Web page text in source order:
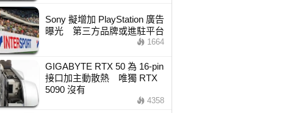
Sony 擬增加 PlayStation 廣告
曝光 第三方品牌或進駐平台
1664
GIGABYTE RTX 50 為 16-pin
接口加主動散熱 唯獨 RTX
5090 沒有
4358